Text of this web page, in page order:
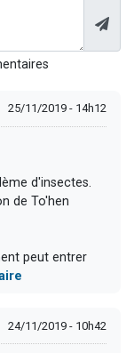
25/11/2019 - 14h12
d'insectes.
de To'hen
peut entrer
24/11/2019 - 10h42